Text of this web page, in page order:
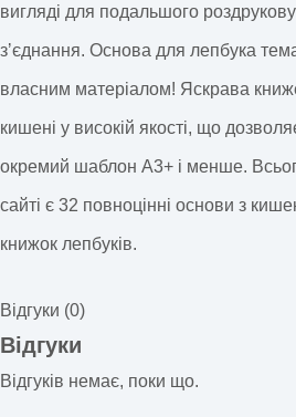
вигляді для подальшого
зʼєднання. Основа для лепбука
власним матеріалом! Яскрава
кишені у високій якості, що
окремий шаблон А3+ і менше.
сайті є 32 повноцінні основи з
книжок лепбуків.
Відгуки (0)
Відгуки
Відгуків немає, поки що.